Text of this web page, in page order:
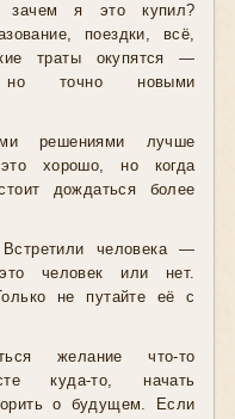
зачем я это купил?
поездки, всё,
траты окупятся —
точно новыми
решениями лучше
хорошо, но когда
дождаться более
человека —
человек или нет.
не путайте её с
желание что-то
куда-то, начать
о будущем. Если